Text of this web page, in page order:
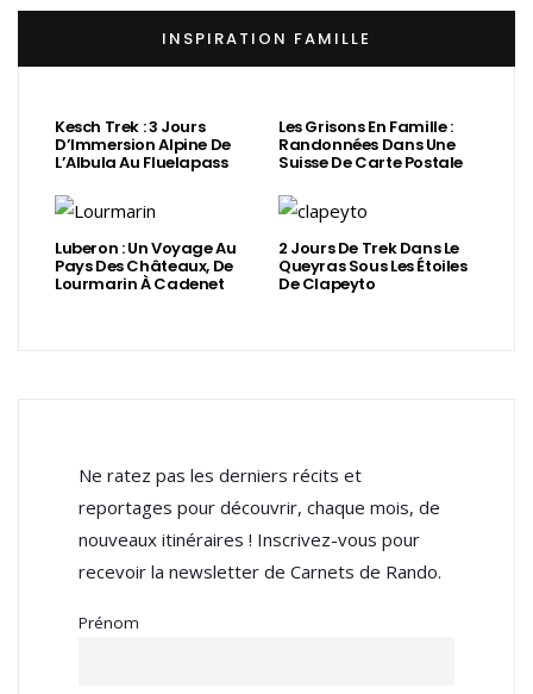
INSPIRATION FAMILLE
Kesch Trek : 3 Jours
D’Immersion Alpine De
L’Albula Au Fluelapass
Les Grisons En Famille :
Randonnées Dans Une
Suisse De Carte Postale
Luberon : Un Voyage Au
Pays Des Châteaux, De
Lourmarin À Cadenet
2 Jours De Trek Dans Le
Queyras Sous Les Étoiles
De Clapeyto
Ne ratez pas les derniers récits et
reportages pour découvrir, chaque mois, de
nouveaux itinéraires ! Inscrivez-vous pour
recevoir la newsletter de Carnets de Rando.
Prénom